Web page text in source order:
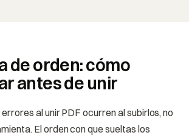
de orden: cómo
antes de unir
al unir PDF ocurren al subirlos, no
El orden con que sueltas los